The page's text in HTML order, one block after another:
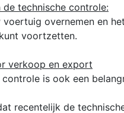
de technische controle:
voertuig overnemen en
voortzetten.
verkoop en export
controle is ook een
recentelijk de